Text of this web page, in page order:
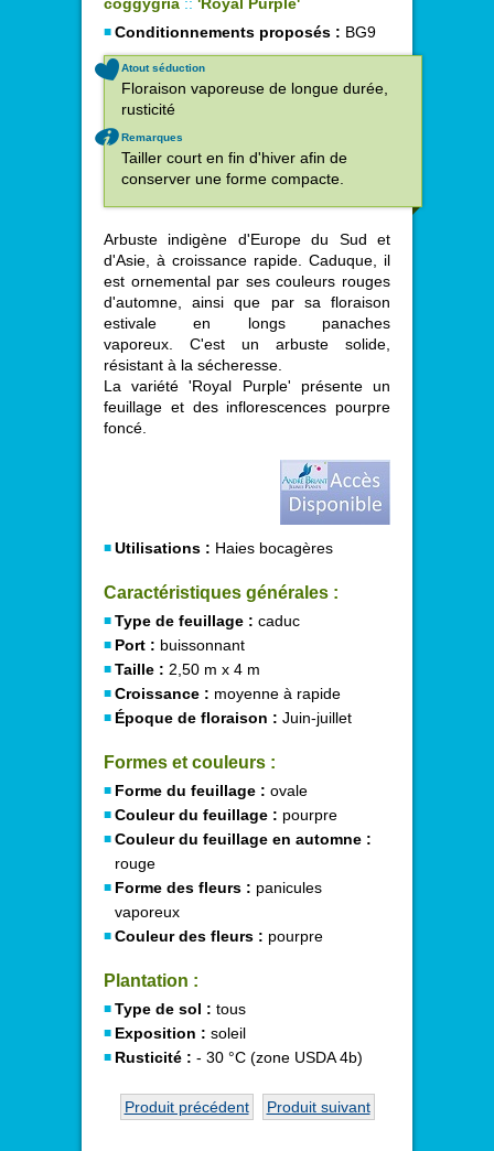
Conditionnements proposés : BG9
Atout séduction
Floraison vaporeuse de longue durée,
rusticité
Remarques
Tailler court en fin d'hiver afin de
conserver une forme compacte.
Arbuste indigène d'Europe du Sud et
d'Asie, à croissance rapide. Caduque, il
est ornemental par ses couleurs rouges
d'automne, ainsi que par sa floraison
estivale en longs panaches
vaporeux. C'est un arbuste solide,
résistant à la sécheresse.
La variété 'Royal Purple' présente un
feuillage et des inflorescences pourpre
foncé.
Utilisations : Haies bocagères
Caractéristiques générales :
Type de feuillage : caduc
Port : buissonnant
Taille : 2,50 m x 4 m
Croissance : moyenne à rapide
Époque de floraison : Juin-juillet
Formes et couleurs :
Forme du feuillage : ovale
Couleur du feuillage : pourpre
Couleur du feuillage en automne :
rouge
Forme des fleurs : panicules
vaporeux
Couleur des fleurs : pourpre
Plantation :
Type de sol : tous
Exposition : soleil
Rusticité : - 30 °C (zone USDA 4b)
Produit précédent Produit suivant